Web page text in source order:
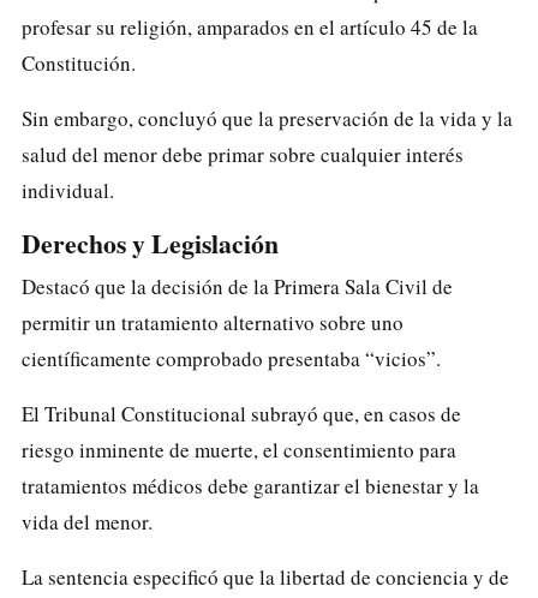
profesar su religión, amparados en el artículo 45 de la
Constitución.
Sin embargo, concluyó que la preservación de la vida y la
salud del menor debe primar sobre cualquier interés
individual.
Derechos y Legislación
Destacó que la decisión de la Primera Sala Civil de
permitir un tratamiento alternativo sobre uno
científicamente comprobado presentaba “vicios”.
El Tribunal Constitucional subrayó que, en casos de
riesgo inminente de muerte, el consentimiento para
tratamientos médicos debe garantizar el bienestar y la
vida del menor.
La sentencia especificó que la libertad de conciencia y de